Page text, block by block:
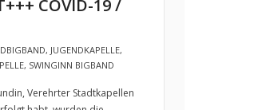
COVID-19 /
, JUGENDKAPELLE,
, SWINGINN BIGBAND
Verehrter Stadtkapellen